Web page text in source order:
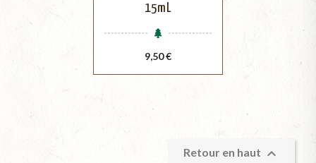
15mL
Prix
9,50 €
Retour en haut 